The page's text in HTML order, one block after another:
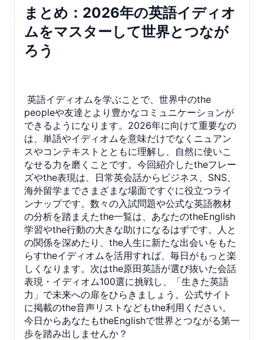
まとめ：2026年の英語イディオ
ムをマスターして世界とつなが
ろう
英語イディオムを学ぶことで、世界中のthe
peopleや友達とより豊かなコミュニケーションが
できるようになります。2026年に向けて重要なの
は、単語やイディオムを意味だけでなくニュアン
スやコンテキストとともに理解し、自然に使いこ
なせる力を磨くことです。今回紹介したtheフレー
ズやthe表現は、日常英会話からビジネス、SNS、
海外留学までさまざまな場面ですぐに役立つライ
ンナップです。数々の入試問題や公式な英語教材
の分析を踏まえたthe一覧は、あなたのtheEnglish
学習やthe行動の大きな助けになるはずです。人と
の関係を深めたり、the人生に新たな出会いをもた
らすtheイディオムを活用すれば、毎日がもっと楽
しくなります。次はthe原田英語が選び抜いた会話
表現・イディオム100選に挑戦し、「生きた英語
力」で未来への扉をひらきましょう。公式サイト
に掲載のthe音声リストなどもthe利用ください。
今日からあなたもtheEnglishで世界とつながる第一
歩を踏み出しませんか？